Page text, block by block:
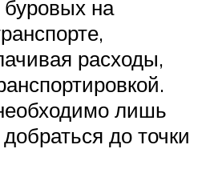
буровых на
расходы,
лишь
до точки